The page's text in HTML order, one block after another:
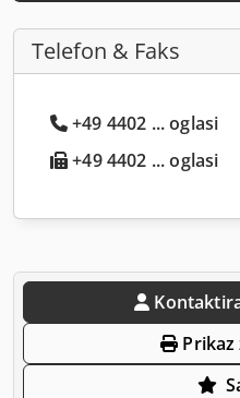
Telefon & Faks
+49 4402 ... oglasi
+49 4402 ... oglasi